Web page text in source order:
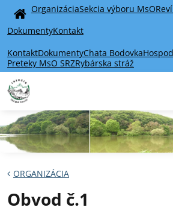
Home
OrganizáciaSekcia výboru MsO
DokumentyKontakt
KontaktDokumentyChata Bodovka
Preteky MsO SRZRybárska stráž
ORGANIZÁCIA
Obvod č.1